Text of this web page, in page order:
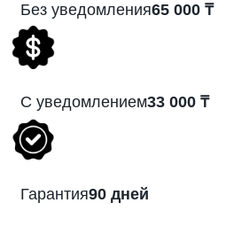
Без уведомления65 000 ₸
С уведомлением33 000 ₸
Гарантия90 дней